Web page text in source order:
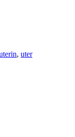
, uter